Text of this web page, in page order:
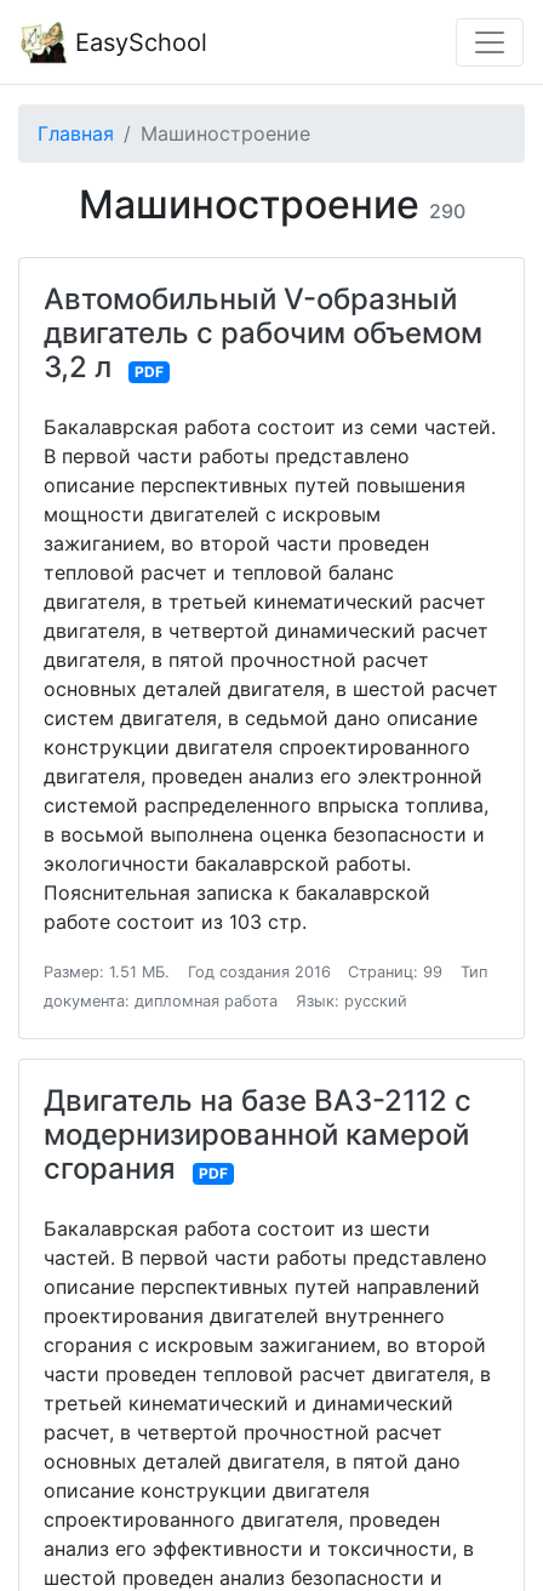
EasySchool
Главная Машиностроение
Машиностроение 290
Автомобильный V-образный
двигатель с рабочим объемом
3,2 л
PDF
Бакалаврская работа состоит из семи частей.
В первой части работы представлено
описание перспективных путей повышения
мощности двигателей с искровым
зажиганием, во второй части проведен
тепловой расчет и тепловой баланс
двигателя, в третьей кинематический расчет
двигателя, в четвертой динамический расчет
двигателя, в пятой прочностной расчет
основных деталей двигателя, в шестой расчет
систем двигателя, в седьмой дано описание
конструкции двигателя спроектированного
двигателя, проведен анализ его электронной
системой распределенного впрыска топлива,
в восьмой выполнена оценка безопасности и
экологичности бакалаврской работы.
Пояснительная записка к бакалаврской
работе состоит из 103 стр.
Размер: 1.51 МБ. Год создания 2016 Страниц: 99
Тип
документа: дипломная работа
Язык: русский
Двигатель на базе ВАЗ-2112 с
модернизированной камерой
сгорания
PDF
Бакалаврская работа состоит из шести
частей. В первой части работы представлено
описание перспективных путей направлений
проектирования двигателей внутреннего
сгорания с искровым зажиганием, во второй
части проведен тепловой расчет двигателя, в
третьей кинематический и динамический
расчет, в четвертой прочностной расчет
основных деталей двигателя, в пятой дано
описание конструкции двигателя
спроектированного двигателя, проведен
анализ его эффективности и токсичности, в
шестой проведен анализ безопасности и